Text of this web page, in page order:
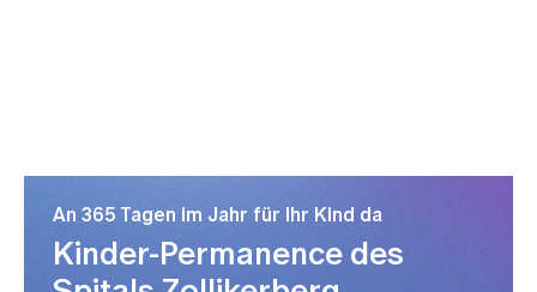
An 365 Tagen im Jahr für Ihr Kind da
Kinder-Permanence des